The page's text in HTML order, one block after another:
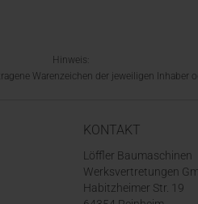
Hinweis:
Warenzeichen der jeweiligen
KONTAKT
Löffler Baumaschinen
Werksvertretungen
Habitzheimer Str. 19